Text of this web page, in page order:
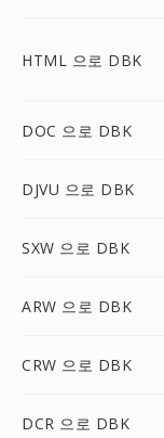
HTML 으로 DBK
DOC 으로 DBK
DJVU 으로 DBK
SXW 으로 DBK
ARW 으로 DBK
CRW 으로 DBK
DCR 으로 DBK